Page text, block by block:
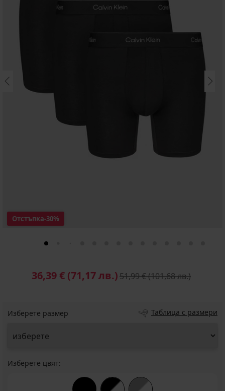
Отстъпка-30%
36,39 € (71,17 лв.)51,99 €(101,68 лв.)
Изберете размер Таблица с размери
Изберете цвят: